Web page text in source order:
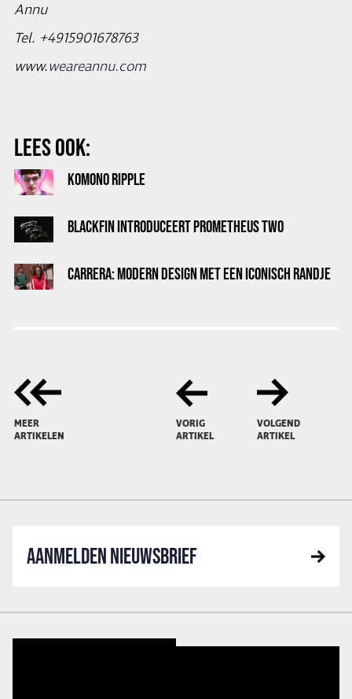
Annu
Tel. +4915901678763
www.weareannu.com
LEES OOK:
KOMONO RIPPLE
BLACKFIN INTRODUCEERT PROMETHEUS TWO
CARRERA: MODERN DESIGN MET EEN ICONISCH RANDJE
MEER
ARTIKELEN
VORIG
ARTIKEL
VOLGEND
ARTIKEL
AANMELDEN NIEUWSBRIEF